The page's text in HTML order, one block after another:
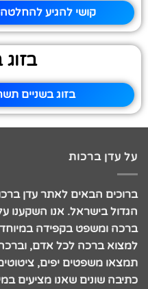
קושי להגיע
בזוג
בזוג בשניים
על עדן ברכות
ברוכים הבאים לאתר עדן
הגדול בישראל. אנו השקענו
ברכה ומשפט בקפידה
למצוא ברכה לכל אדם, וברכה
תמצאו משפטים יפים,
כתיבה שונים שאנו מציעים